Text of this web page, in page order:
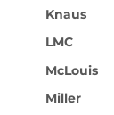
Knaus
LMC
McLouis
Miller